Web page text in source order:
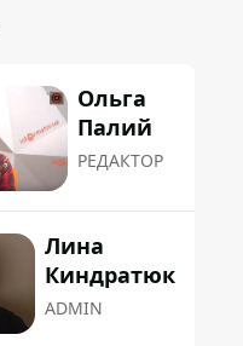
Ольга
Палий
РЕДАКТОР
Лина
Киндратюк
ADMIN